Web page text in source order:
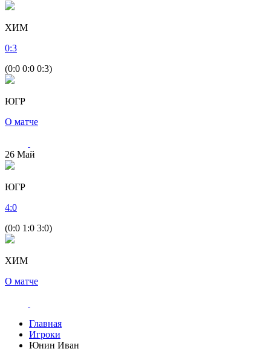
ХИМ
0:3
(0:0 0:0 0:3)
ЮГР
О матче
26 Май
ЮГР
4:0
(0:0 1:0 3:0)
ХИМ
О матче
Главная
Игроки
Юнин Иван